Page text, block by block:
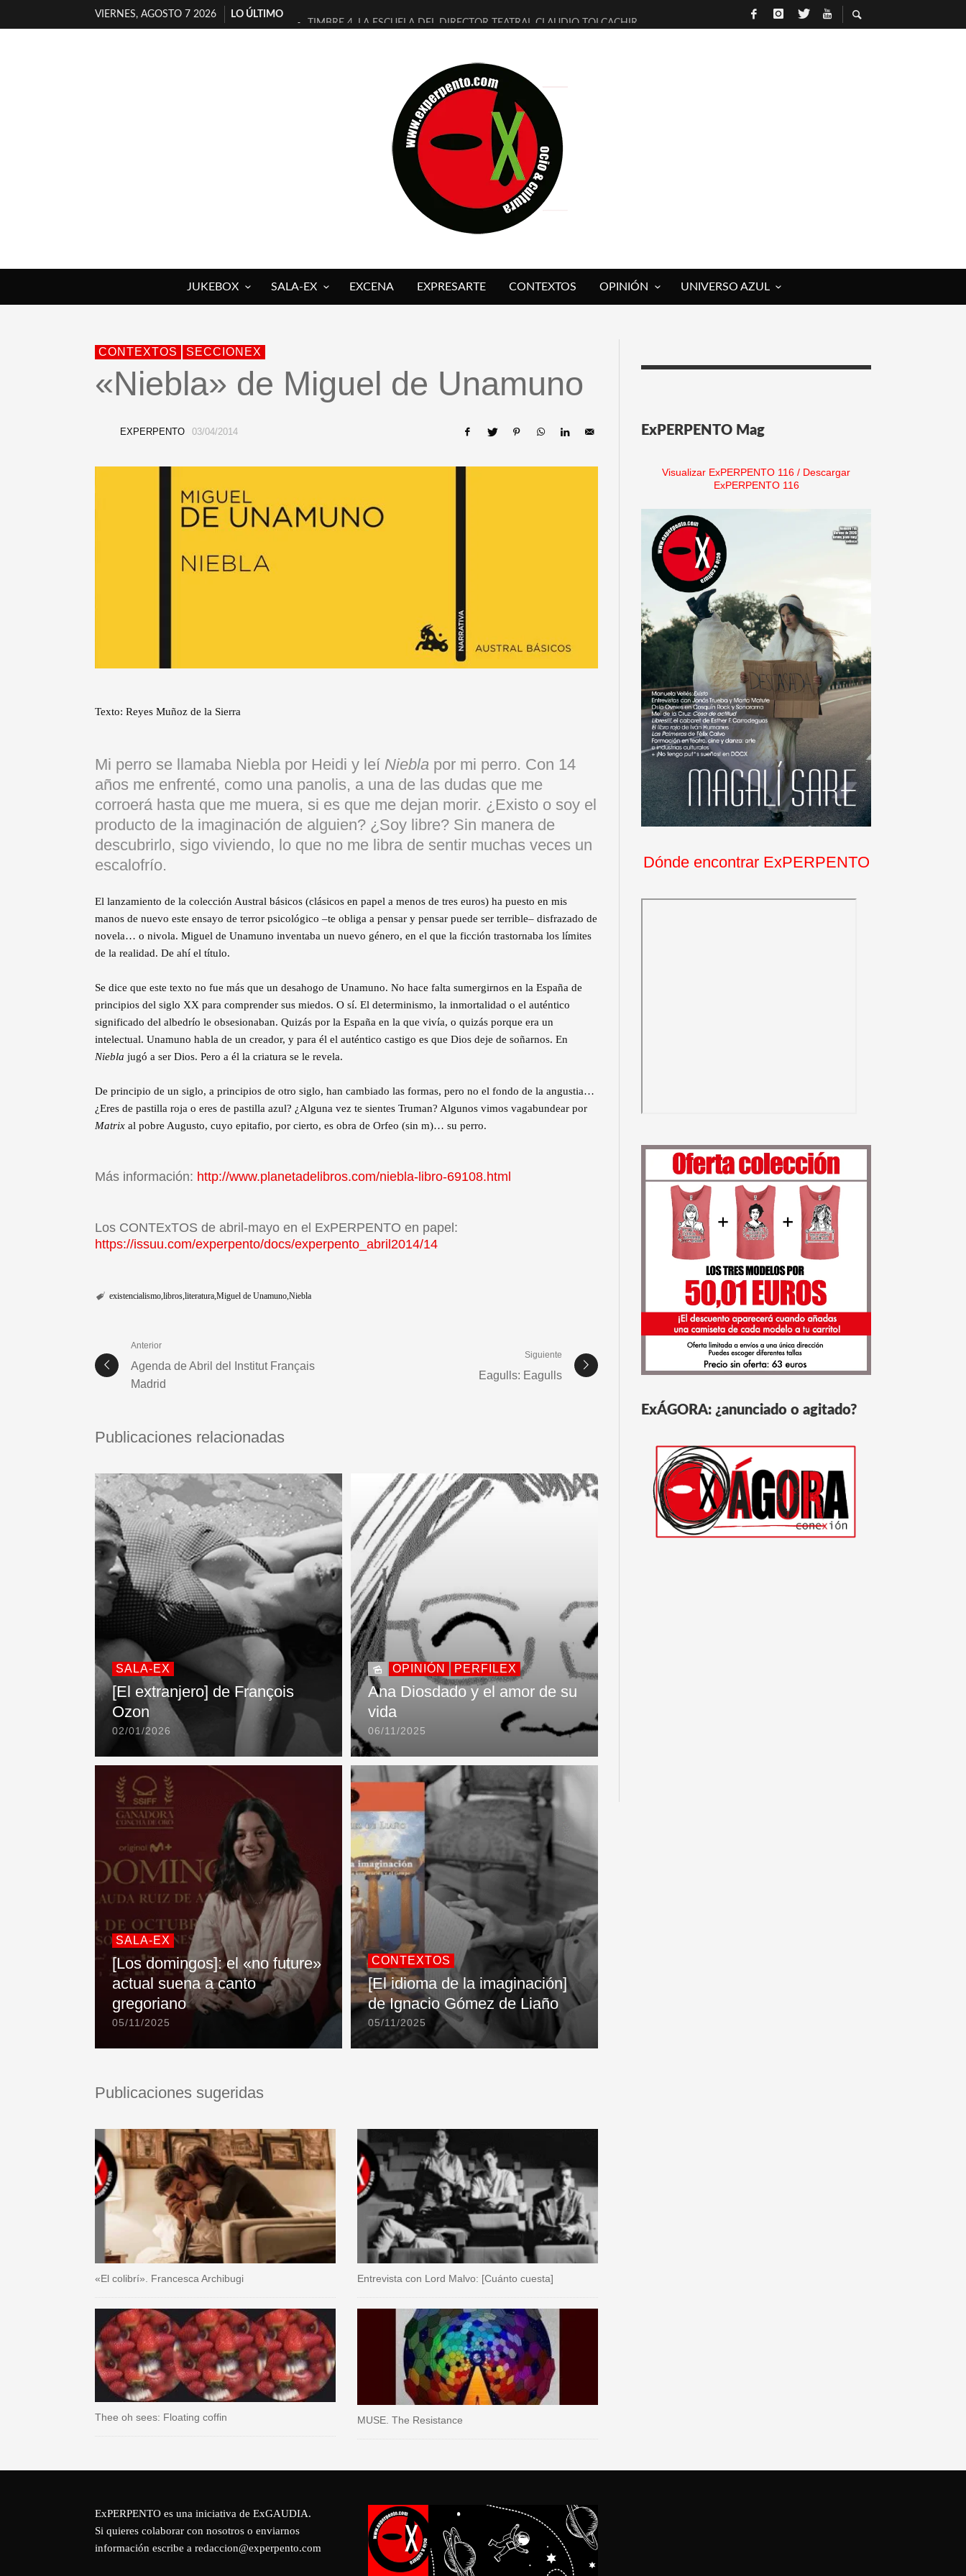
VIERNES, AGOSTO 7 2026
LO ÚLTIMO
TIMBRE 4, LA ESCUELA DEL DIRECTOR TEATRAL CLAUDIO TOLCACHIR
MILITARES JUDÍAS EN #EXVITA
D’BALDOMEROS REINVENTAN [BITÁCORA 3.0] EN EXVITA
MARSHALL FLASH PRESENTA EN EXVITA [RELATIVA SENCILLEZ]
JOFRE BARDAGÍ EN EXVITA INTERPRETANDO A SERRAT
YORCH PRESENTA [CURSO DE ARMONÍA PERSECUTORIA] EN EXVITA
MAGALÍ SARE NOS EXPLICA [DESCASADA]
«NO TENGO PUTOS SUEÑOS»
JUKEBOX SALA-EX EXCENA EXPRESARTE CONTEXTOS OPINIÓN UNIVERSO AZUL
CONTEXTOS SECCIONEX
«Niebla» de Miguel de Unamuno
EXPERPENTO 03/04/2014
Texto: Reyes Muñoz de la Sierra
Mi perro se llamaba Niebla por Heidi y leí Niebla por mi perro. Con 14
años me enfrenté, como una panolis, a una de las dudas que me
corroerá hasta que me muera, si es que me dejan morir. ¿Existo o soy el
producto de la imaginación de alguien? ¿Soy libre? Sin manera de
descubrirlo, sigo viviendo, lo que no me libra de sentir muchas veces un
escalofrío.
El lanzamiento de la colección Austral básicos (clásicos en papel a menos de tres euros) ha puesto en mis
manos de nuevo este ensayo de terror psicológico –te obliga a pensar y pensar puede ser terrible– disfrazado de
novela… o nivola. Miguel de Unamuno inventaba un nuevo género, en el que la ficción trastornaba los límites
de la realidad. De ahí el título.
Se dice que este texto no fue más que un desahogo de Unamuno. No hace falta sumergirnos en la España de
principios del siglo XX para comprender sus miedos. O sí. El determinismo, la inmortalidad o el auténtico
significado del albedrío le obsesionaban. Quizás por la España en la que vivía, o quizás porque era un
intelectual. Unamuno habla de un creador, y para él el auténtico castigo es que Dios deje de soñarnos. En
Niebla jugó a ser Dios. Pero a él la criatura se le revela.
De principio de un siglo, a principios de otro siglo, han cambiado las formas, pero no el fondo de la angustia…
¿Eres de pastilla roja o eres de pastilla azul? ¿Alguna vez te sientes Truman? Algunos vimos vagabundear por
Matrix al pobre Augusto, cuyo epitafio, por cierto, es obra de Orfeo (sin m)… su perro.
Más información: http://www.planetadelibros.com/niebla-libro-69108.html
Los CONTExTOS de abril-mayo en el ExPERPENTO en papel:
https://issuu.com/experpento/docs/experpento_abril2014/14
existencialismo libros literatura Miguel de Unamuno Niebla
Anterior
Agenda de Abril del Institut Français
Madrid
Siguiente
Eagulls: Eagulls
Publicaciones relacionadas
SALA-EX
[El extranjero] de François
Ozon
02/01/2026
OPINIÓN PERFILEX
Ana Diosdado y el amor de su
vida
06/11/2025
SALA-EX
[Los domingos]: el «no future»
actual suena a canto
gregoriano
05/11/2025
CONTEXTOS
[El idioma de la imaginación]
de Ignacio Gómez de Liaño
05/11/2025
Publicaciones sugeridas
«El colibrí». Francesca Archibugi Entrevista con Lord Malvo: [Cuánto cuesta]
Thee oh sees: Floating coffin MUSE. The Resistance
ExPERPENTO Mag
Visualizar ExPERPENTO 116 / Descargar
ExPERPENTO 116
Dónde encontrar ExPERPENTO
ExÁGORA: ¿anunciado o agitado?
ExPERPENTO es una iniciativa de ExGAUDIA.
Si quieres colaborar con nosotros o enviarnos
información escribe a redaccion@experpento.com